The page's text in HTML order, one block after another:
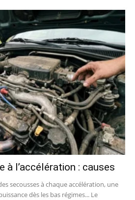
à l’accélération : causes
secousses à chaque accélération, une
dès les bas régimes... Le